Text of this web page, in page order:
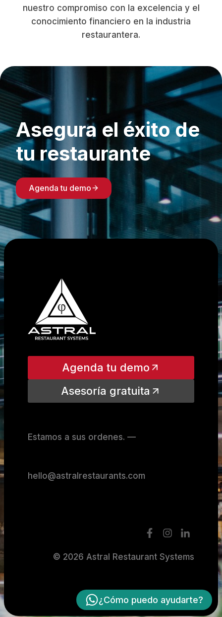
nuestro compromiso con la excelencia y el
conocimiento financiero en la industria
restaurantera.
¿Cómo puedo ayudarte?
Asegura el éxito de
tu restaurante
Agenda tu demo
Agenda tu demo
Asesoría gratuita
Estamos a sus ordenes. —
hello@astralrestaurants.com
© 2026 Astral Restaurant Systems